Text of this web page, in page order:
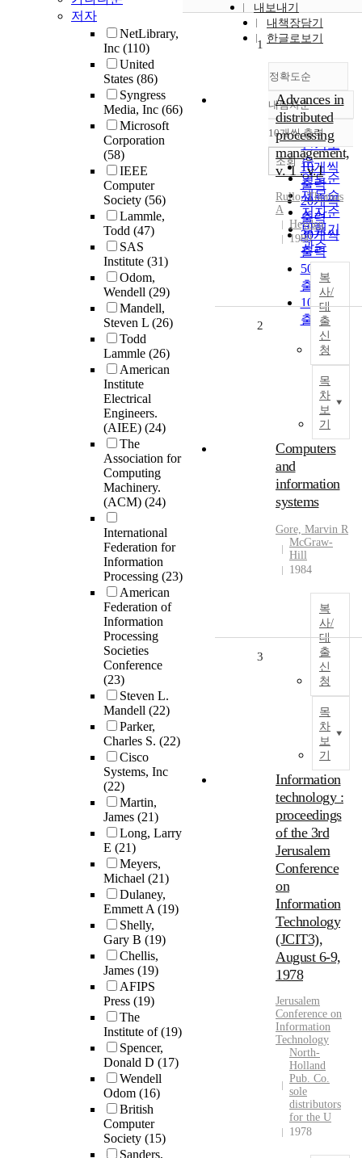
저자
NetLibrary,
Inc (110)
United
States (86)
Syngress
Media, Inc (66)
Microsoft
Corporation
(58)
IEEE
Computer
Society (56)
Lammle,
Todd (47)
SAS
Institute (31)
Odom,
Wendell (29)
Mandell,
Steven L (26)
Todd
Lammle (26)
American
Institute
Electrical
Engineers.
(AIEE) (24)
The
Association for
Computing
Machinery.
(ACM) (24)
International
Federation for
Information
Processing (23)
American
Federation of
Information
Processing
Societies
Conference
(23)
Steven L.
Mandell (22)
Parker,
Charles S. (22)
Cisco
Systems, Inc
(22)
Martin,
James (21)
Long, Larry
E (21)
Meyers,
Michael (21)
Dulaney,
Emmett A(19)
Shelly,
Gary B (19)
Chellis,
James (19)
AFIPS
Press (19)
The
Institute of(19)
Spencer,
Donald D (17)
Wendell
Odom (16)
British
Computer
Society (15)
Sanders,
내보내기
내책장담기
한글로보기
정확도순
정확도
순
인기도
순
연도순
제목순
저자순
발행기
관순
내림차순
내림차순
10개씩 출력
10개씩
출력
20개씩
출력
30개씩
출력
50개씩
출력
100개씩
출력
조회
1
Advances in
distributed
processing
management,
v. 1 . v.1
Rullo, Thomas
A
Heyden
1980
복
사/
대
출
신
청
목
차
보
기
2
Computers
and
information
systems
Gore, Marvin R
McGraw-
Hill
1984
복
사/
대
출
신
청
목
차
보
기
3
Information
technology :
proceedings
of the 3rd
Jerusalem
Conference
on
Information
Technology
(JCIT3),
August 6-9,
1978
Jerusalem
Conference on
Information
Technology
North-
Holland
Pub. Co.
sole
distributors
for the U
1978